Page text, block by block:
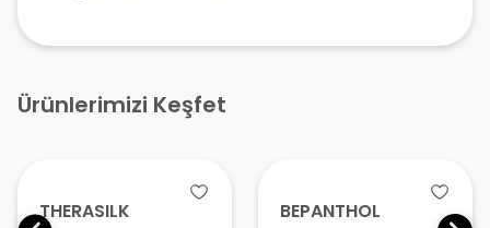
Ürünlerimizi Keşfet
THERASILK
BEPANTHOL